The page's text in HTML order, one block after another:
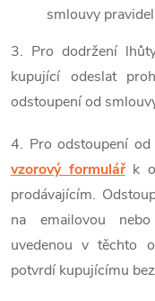
smlouvy
3. Pro dodržení
kupující odeslat
odstoupení od
4. Pro odstoupení
vzorový formulářk
prodávajícím.
na emailovou
uvedenou v těchto
potvrdí kupujícímu